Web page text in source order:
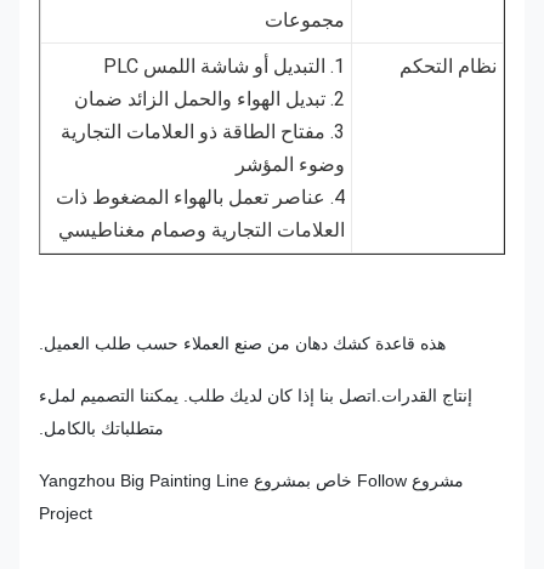
مجموعات
نظام التحكم
3. مفتاح الطاقة ذو العلامات التجارية
وضوء المؤشر
4. عناصر تعمل بالهواء المضغوط ذات
العلامات التجارية وصمام مغناطيسي
هذه قاعدة كشك دهان من صنع العملاء حسب طلب العميل.
إنتاج القدرات.اتصل بنا إذا كان لديك طلب. يمكننا التصميم لملء
متطلباتك بالكامل.
مشروع Follow خاص بمشروع Yangzhou Big Painting Line
Project